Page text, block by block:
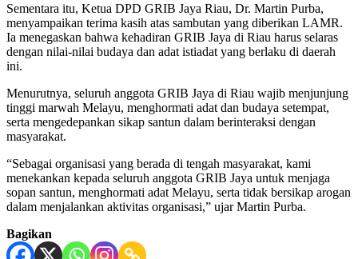
Sementara itu, Ketua DPD GRIB Jaya Riau, Dr. Martin Purba,
menyampaikan terima kasih atas sambutan yang diberikan LAMR.
Ia menegaskan bahwa kehadiran GRIB Jaya di Riau harus selaras
dengan nilai-nilai budaya dan adat istiadat yang berlaku di daerah
ini.
Menurutnya, seluruh anggota GRIB Jaya di Riau wajib menjunjung
tinggi marwah Melayu, menghormati adat dan budaya setempat,
serta mengedepankan sikap santun dalam berinteraksi dengan
masyarakat.
“Sebagai organisasi yang berada di tengah masyarakat, kami
menekankan kepada seluruh anggota GRIB Jaya untuk menjaga
sopan santun, menghormati adat Melayu, serta tidak bersikap arogan
dalam menjalankan aktivitas organisasi,” ujar Martin Purba.
Bagikan